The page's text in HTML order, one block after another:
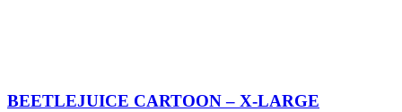
BEETLEJUICE CARTOON – X-LARGE